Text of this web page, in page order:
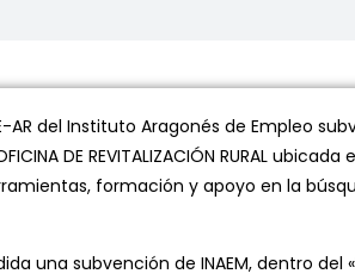
AR del Instituto Aragonés de Empleo
DE REVITALIZACIÓN RURAL ubicada
formación y apoyo en la
una subvención de INAEM, dentro del